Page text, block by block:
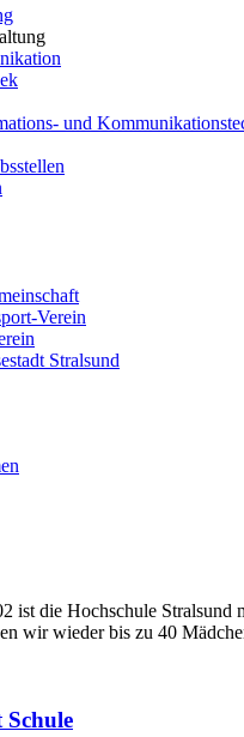
und
Verein
Stralsund
ist die Hochschule Stralsund
wir wieder bis zu 40